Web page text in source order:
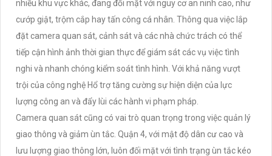
nhiều khu vực khác, đang đối mặt với nguy cơ an ninh cao, như
cướp giật, trộm cắp hay tấn công cá nhân. Thông qua việc lắp
đặt camera quan sát, cảnh sát và các nhà chức trách có thể
tiếp cận hình ảnh thời gian thực để giám sát các vụ việc tình
nghi và nhanh chóng kiểm soát tình hình. Với khả năng vượt
trội của công nghệ Hổ trợ tăng cường sự hiện diện của lực
lượng công an và đẩy lùi các hành vi phạm pháp.
Camera quan sát cũng có vai trò quan trọng trong việc quản lý
giao thông và giảm ùn tắc. Quận 4, với mật độ dân cư cao và
lưu lượng giao thông lớn, luôn đối mặt với tình trạng ùn tắc kéo